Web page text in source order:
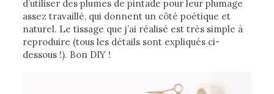
d’utiliser des plumes de pintade pour leur plumage
assez travaillé, qui donnent un côté poétique et
naturel. Le tissage que j’ai réalisé est très simple à
reproduire (tous les détails sont expliqués ci-
dessous !). Bon DIY !